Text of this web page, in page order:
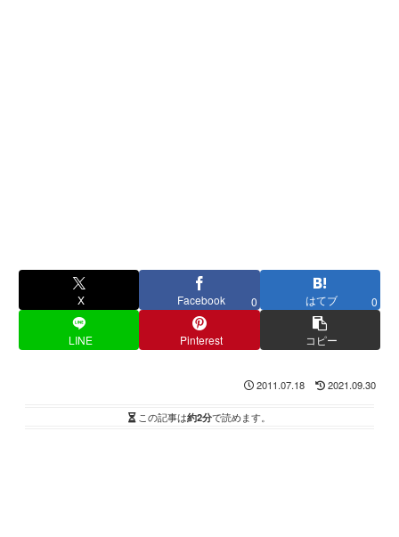
X Facebook 0 はてブ 0
LINE Pinterest コピー
2011.07.18 2021.09.30
この記事は約2分で読めます。